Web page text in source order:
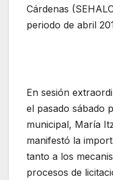
Cárdenas
periodo de abril
En sesión
el pasado sábado
municipal, María
manifestó la
tanto a los
procesos de